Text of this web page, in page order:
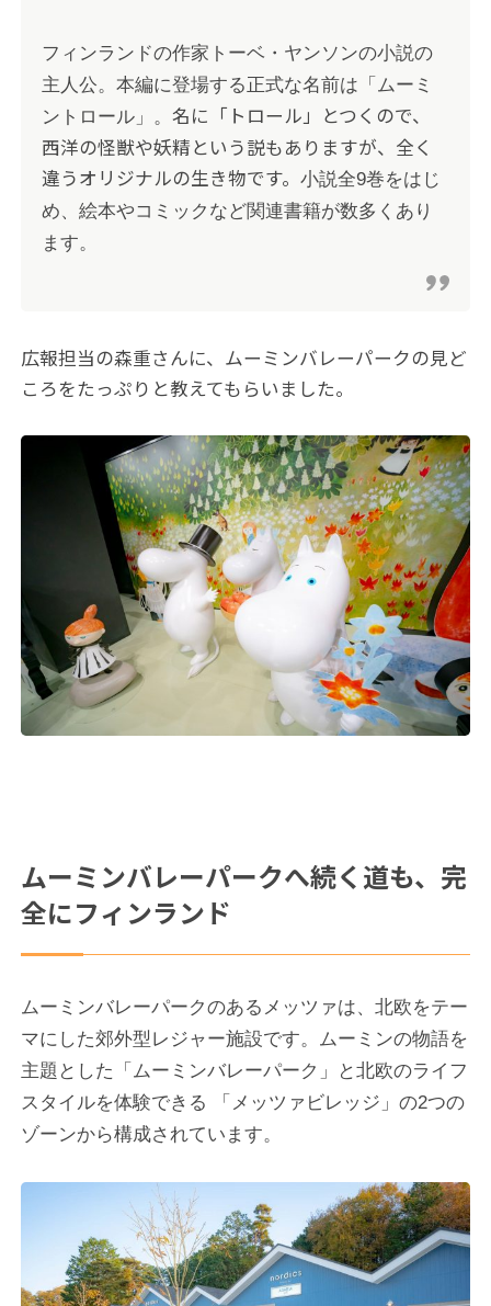
フィンランドの作家トーベ・ヤンソンの小説の
主人公。本編に登場する正式な名前は「ムーミ
ントロール」。名に「トロール」とつくので、
西洋の怪獣や妖精という説もありますが、全く
違うオリジナルの生き物です。小説全9巻をはじ
め、絵本やコミックなど関連書籍が数多くあり
ます。
広報担当の森重さんに、ムーミンバレーパークの見ど
ころをたっぷりと教えてもらいました。
ムーミンバレーパークへ続く道も、完
全にフィンランド
ムーミンバレーパークのあるメッツァは、北欧をテー
マにした郊外型レジャー施設です。ムーミンの物語を
主題とした「ムーミンバレーパーク」と北欧のライフ
スタイルを体験できる 「メッツァビレッジ」の2つの
ゾーンから構成されています。